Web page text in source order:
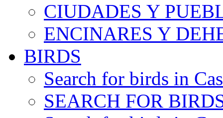
CIUDADES Y
ENCINARES Y
BIRDS
Search for birds in
SEARCH FOR